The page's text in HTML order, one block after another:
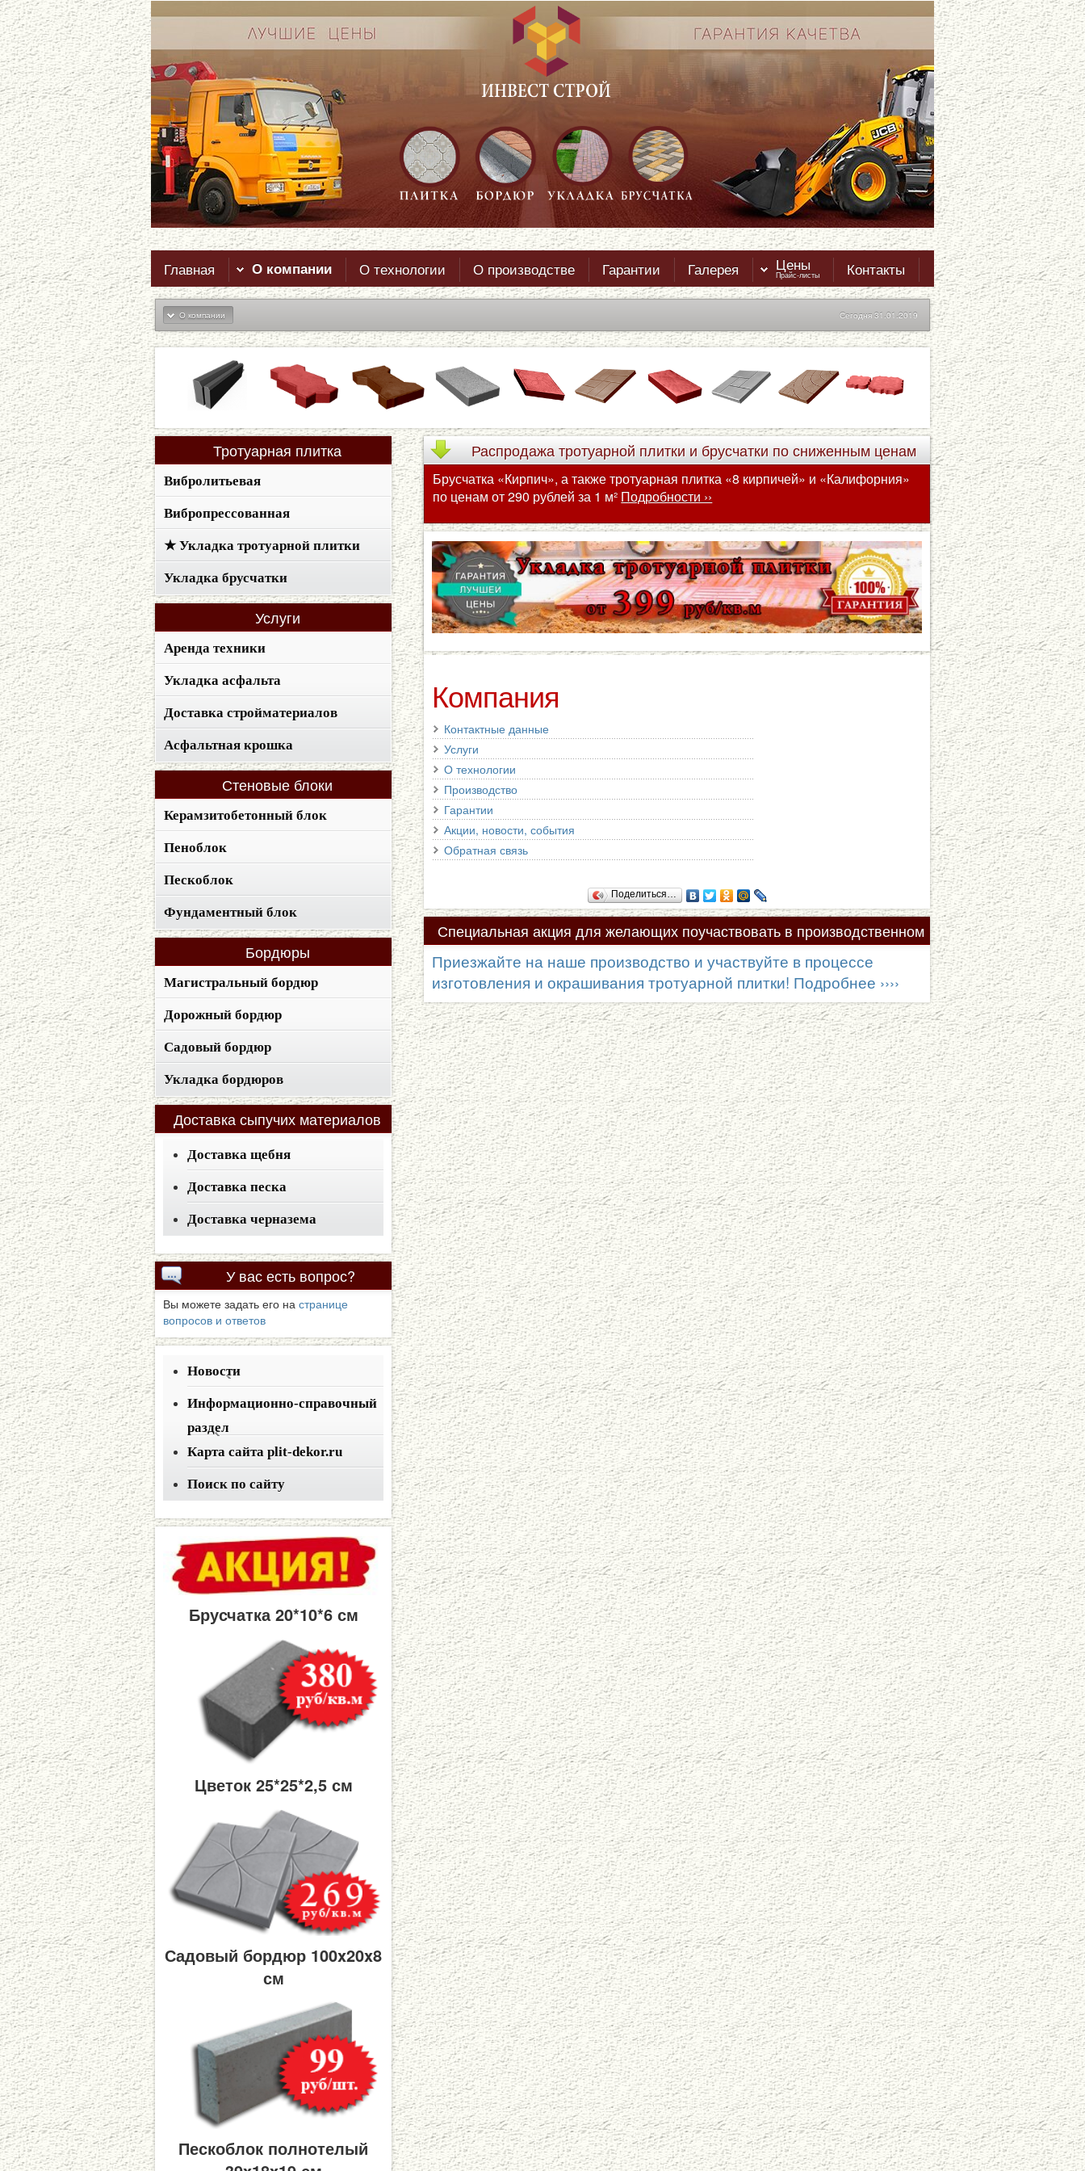
Главная О компании О технологии О производстве Гарантии Галерея Цены
Прайс-листы Контакты
О компании Сегодня 31.01.2019
Тротуарная плитка
Вибролитьевая
Вибропрессованная
★ Укладка тротуарной плитки
Укладка брусчатки
Услуги
Аренда техники
Укладка асфальта
Доставка стройматериалов
Асфальтная крошка
Стеновые блоки
Керамзитобетонный блок
Пеноблок
Пескоблок
Фундаментный блок
Бордюры
Магистральный бордюр
Дорожный бордюр
Садовый бордюр
Укладка бордюров
Доставкасыпучих материалов
Доставка щебня
Доставка песка
Доставка черназема
Увас есть вопрос?
Вы можете задать его на странице
вопросов и ответов
Новости
Информационно-справочный
раздел
Карта сайта plit-dekor.ru
Поиск по сайту
Брусчатка 20*10*6 см
Цветок 25*25*2,5 см
Садовый бордюр 100x20x8
см
Пескоблок полнотелый
Распродажатротуарной плитки и брусчатки по сниженным ценам
Брусчатка «Кирпич», а также тротуарная плитка «8 кирпичей» и «Калифорния»
по ценам от 290 рублей за 1 м² Подробности ››
Компания
Контактные данные
Услуги
О технологии
Производство
Гарантии
Акции, новости, события
Обратная связь
Поделиться…
Специальная акция для желающих поучаствовать в производственном
процессе!
Приезжайте на наше производство и участвуйте в процессе
изготовления и окрашивания тротуарной плитки! Подробнее ››››